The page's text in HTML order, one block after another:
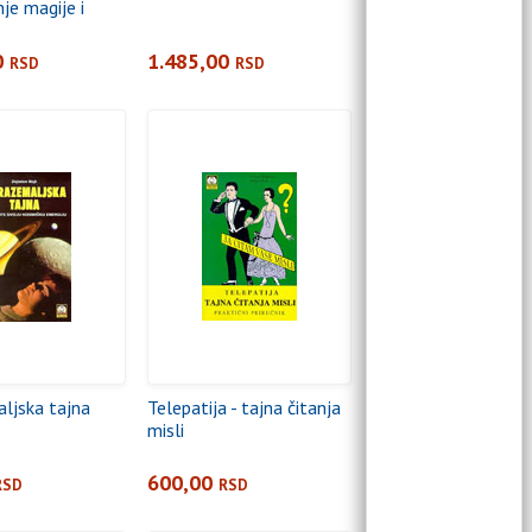
magije i
RSD 1.485,00 RSD
tajna
Telepatija - tajna čitanja
misli
600,00 RSD